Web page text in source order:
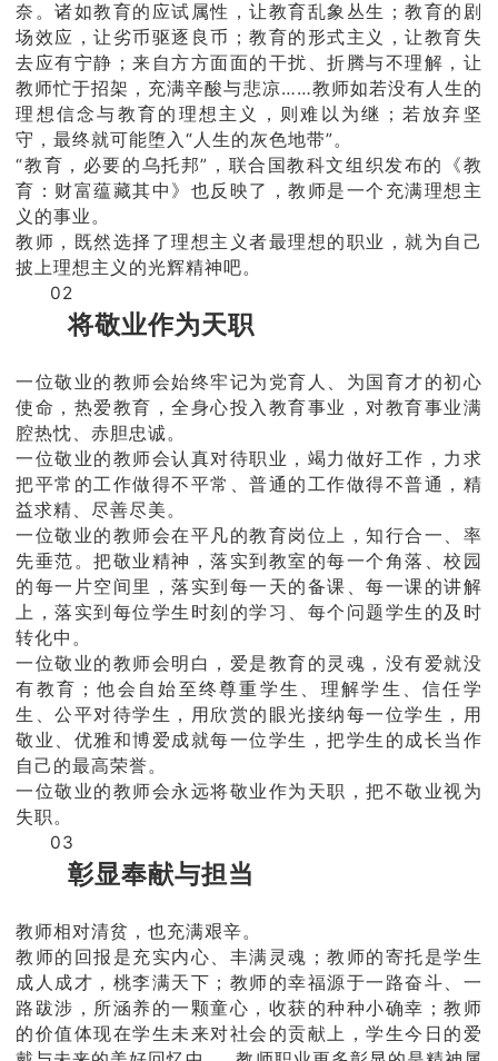
奈。诸如教育的应试属性，让教育乱象丛生；教育的剧
场效应，让劣币驱逐良币；教育的形式主义，让教育失
去应有宁静；来自方方面面的干扰、折腾与不理解，让
教师忙于招架，充满辛酸与悲凉……教师如若没有人生的
理想信念与教育的理想主义，则难以为继；若放弃坚
守，最终就可能堕入“人生的灰色地带”。
“教育，必要的乌托邦”，联合国教科文组织发布的《教
育：财富蕴藏其中》也反映了，教师是一个充满理想主
义的事业。
教师，既然选择了理想主义者最理想的职业，就为自己
披上理想主义的光辉精神吧。
02
将敬业作为天职
一位敬业的教师会始终牢记为党育人、为国育才的初心
使命，热爱教育，全身心投入教育事业，对教育事业满
腔热忱、赤胆忠诚。
一位敬业的教师会认真对待职业，竭力做好工作，力求
把平常的工作做得不平常、普通的工作做得不普通，精
益求精、尽善尽美。
一位敬业的教师会在平凡的教育岗位上，知行合一、率
先垂范。把敬业精神，落实到教室的每一个角落、校园
的每一片空间里，落实到每一天的备课、每一课的讲解
上，落实到每位学生时刻的学习、每个问题学生的及时
转化中。
一位敬业的教师会明白，爱是教育的灵魂，没有爱就没
有教育；他会自始至终尊重学生、理解学生、信任学
生、公平对待学生，用欣赏的眼光接纳每一位学生，用
敬业、优雅和博爱成就每一位学生，把学生的成长当作
自己的最高荣誉。
一位敬业的教师会永远将敬业作为天职，把不敬业视为
失职。
03
彰显奉献与担当
教师相对清贫，也充满艰辛。
教师的回报是充实内心、丰满灵魂；教师的寄托是学生
成人成才，桃李满天下；教师的幸福源于一路奋斗、一
路跋涉，所涵养的一颗童心，收获的种种小确幸；教师
的价值体现在学生未来对社会的贡献上，学生今日的爱